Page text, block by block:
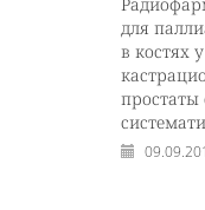
для
в костях
простаты